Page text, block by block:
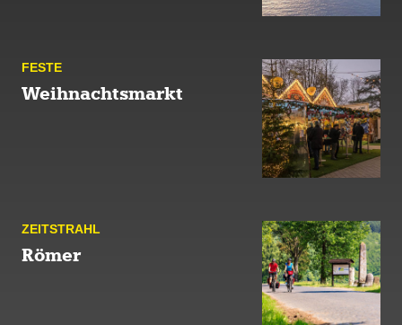
FESTE
Weihnachtsmarkt
ZEIT­STRAHL
Römer